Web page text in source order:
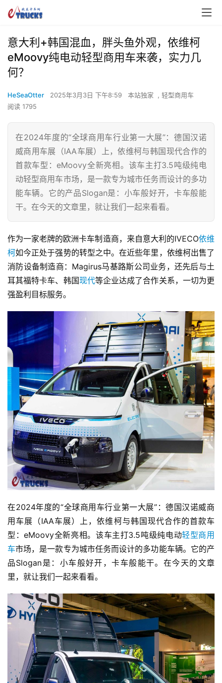
意大利+韩国混血，胖头鱼外观，依维柯
eMoovy纯电动轻型商用车来袭，实力几
何？
HeSeaOtter 2025年3月3日 下午8:59 本站独家 , 轻型商用车
阅读 1795
在2024年度的“全球商用车行业第一大展”：德国汉诺
威商用车展（IAA车展）上，依维柯与韩国现代合作的
首款车型：eMoovy全新亮相。该车主打3.5吨级纯电
动轻型商用车市场，是一款专为城市任务而设计的多功
能车辆。它的产品Slogan是：小车般好开，卡车般能
干。在今天的文章里，就让我们一起来看看。
作为一家老牌的欧洲卡车制造商，来自意大利的IVECO依维
柯如今正处于强势的转型之中。在近些年里，依维柯出售了
消防设备制造商：Magirus马基路斯公司业务，还先后与土
耳其福特卡车、韩国现代等企业达成了合作关系，一切为更
强盈利目标服务。
在2024年度的“全球商用车行业第一大展”：德国汉诺威商
用车展（IAA车展）上，依维柯与韩国现代合作的首款车
型：eMoovy全新亮相。该车主打3.5吨级纯电动轻型商用
车市场，是一款专为城市任务而设计的多功能车辆。它的产
品Slogan是：小车般好开，卡车般能干。在今天的文章
里，就让我们一起来看看。